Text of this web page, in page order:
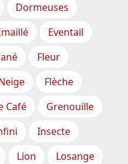
Dormeuses
Eventail
Fleur
Flèche
Café
Grenouille
Insecte
Lion
Losange